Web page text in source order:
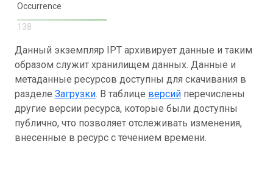
Occurrence
138
Данный экземпляр IPT архивирует данные и таким
образом служит хранилищем данных. Данные и
метаданные ресурсов доступны для скачивания в
разделе Загрузки. В таблице версий перечислены
другие версии ресурса, которые были доступны
публично, что позволяет отслеживать изменения,
внесенные в ресурс с течением времени.